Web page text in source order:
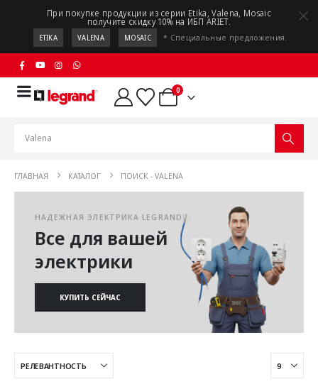
При покупке продукции из серии Etika, Valena, Mosaic
получите скидку 10% на ИБП ARIET.
ETIKA VALENA MOSAIC * Специальные предложения.
0
ГЛАВНАЯ КАТАЛОГ ПОИСК - VALENA
НАДЕЖНАЯ ЭЛЕКТРИКА LEGRAND
Все для вашей
электрики
КУПИТЬ СЕЙЧАС